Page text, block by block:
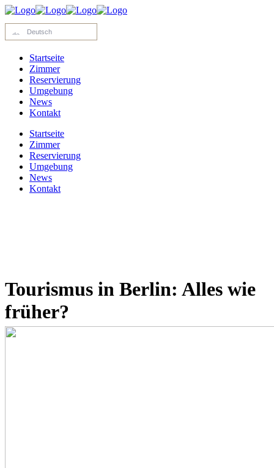
Deutsch
Startseite
Zimmer
Reservierung
Umgebung
News
Kontakt
Startseite
Zimmer
Reservierung
Umgebung
News
Kontakt
Tourismus in Berlin: Alles wie
früher?